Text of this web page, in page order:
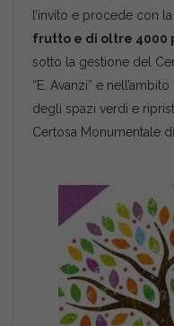
l’invito e procede con la
frutto e di oltre 4000
sotto la gestione del
“E. Avanzi” e
degli spazi verdi e
Certosa Monumentale di